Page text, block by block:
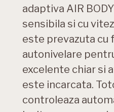
adaptiva AIR
sensibila si cu
este prevazuta cu
autonivelare
excelente chiar si
este incarcata.
controleaza